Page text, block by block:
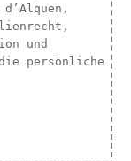
und
persönliche